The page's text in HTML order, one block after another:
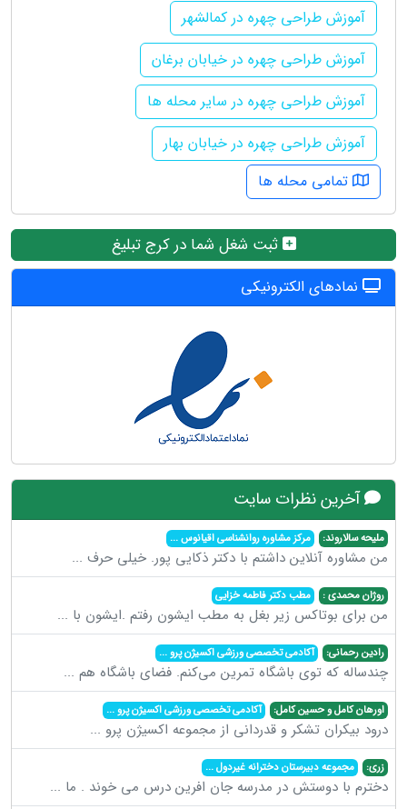
آموزش طراحی چهره در کمالشهر
آموزش طراحی چهره در خیابان برغان
آموزش طراحی چهره در سایر محله ها
آموزش طراحی چهره در خیابان بهار
تمامی محله ها
ثبت شغل شما در کرج تبلیغ
نمادهای الکترونیکی
آخرین نظرات سایت
ملیحه سالاروند: مرکز مشاوره روانشناسی اقیانوس...
من مشاوره آنلاین داشتم با دکتر ذکایی پور. خیلی حرف ...
روژان محمدی : مطب دکتر فاطمه خزایی
من برای بوتاکس زیر بغل به مطب ایشون رفتم .ایشون با ...
رادین رحمانی: آکادمی تخصصی ورزشی اکسیژن پرو...
چندساله که توی باشگاه تمرین می‌کنم. فضای باشگاه هم ...
اورهان کامل و حسین کامل: آکادمی تخصصی ورزشی اکسیژن پرو...
درود بیکران تشکر و قدردانی از مجموعه اکسیژن پرو ...
زری: مجموعه دبیرستان دخترانه غیردول...
دخترم با دوستش در مدرسه جان افرین درس می خوند . ما ...